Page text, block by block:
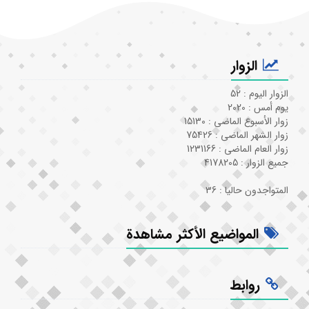
الزوار
الزوار اليوم : 52
يوم أمس : 2020
زوار الأسبوع الماضي : 15130
زوار الشهر الماضي : 75426
زوار العام الماضي : 1231166
جميع الزوار : 4178205
المتواجدون حاليا : 36
المواضيع الأكثر مشاهدة
روابط